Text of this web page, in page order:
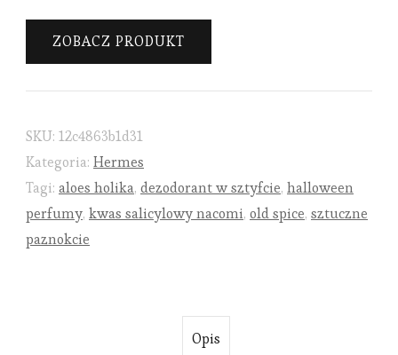
ZOBACZ PRODUKT
SKU: 12c4863b1d31
Kategoria: Hermes
Tagi: aloes holika, dezodorant w sztyfcie, halloween
perfumy, kwas salicylowy nacomi, old spice, sztuczne
paznokcie
Opis